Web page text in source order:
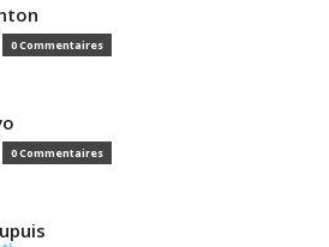
0 Commentaires
0 Commentaires